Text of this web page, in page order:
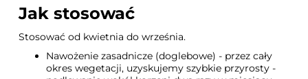
Jak stosować
Stosować od kwietnia do września.
Nawożenie zasadnicze (doglebowe) - przez cały
okres wegetacji, uzyskujemy szybkie przyrosty -